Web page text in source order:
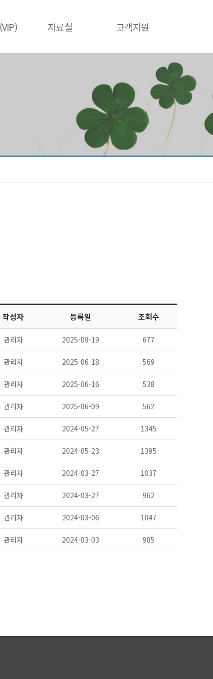
자료실 고객지원
작성자 등록일 조회수
관리자 2025-09-19 677
관리자 2025-06-18 569
관리자 2025-06-16 538
관리자 2025-06-09 562
관리자 2024-05-27 1345
관리자 2024-05-23 1395
관리자 2024-03-27 1037
관리자 2024-03-27 962
관리자 2024-03-06 1047
관리자 2024-03-03 985